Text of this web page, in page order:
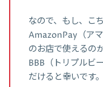
なので、もし、こ
AmazonPay（アマ
のお店で使えるの
BBB（トリプルビ
だけると幸いです。